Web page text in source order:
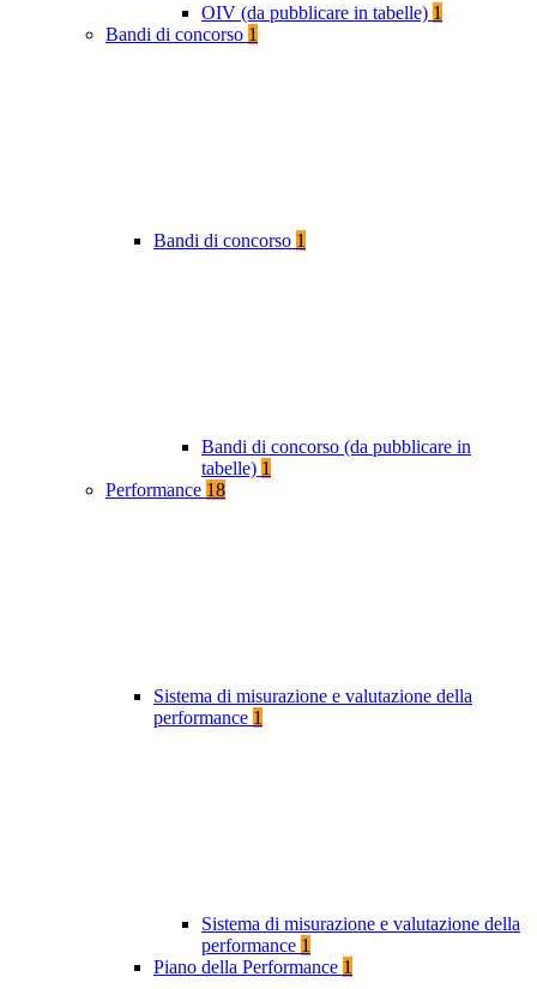
OIV (da pubblicare in tabelle) 1
Bandi di concorso 1
Bandi di concorso 1
Bandi di concorso (da pubblicare in
tabelle) 1
Performance 18
Sistema di misurazione e valutazione della
performance 1
Sistema di misurazione e valutazione della
performance 1
Piano della Performance 1